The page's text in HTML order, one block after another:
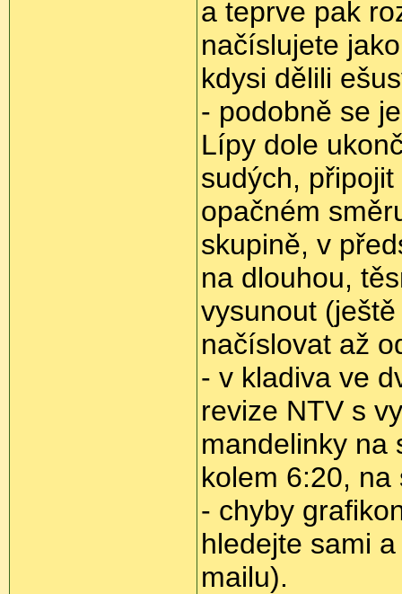
a teprve pak
načíslujete
kdysi dělili
- podobně se
Lípy dole
sudých,
opačném
skupině, v
na dlouhou,
vysunout
načíslovat až
- v kladiva ve
revize NTV s
mandelinky na
kolem 6:20,
- chyby
hledejte sami
mailu).